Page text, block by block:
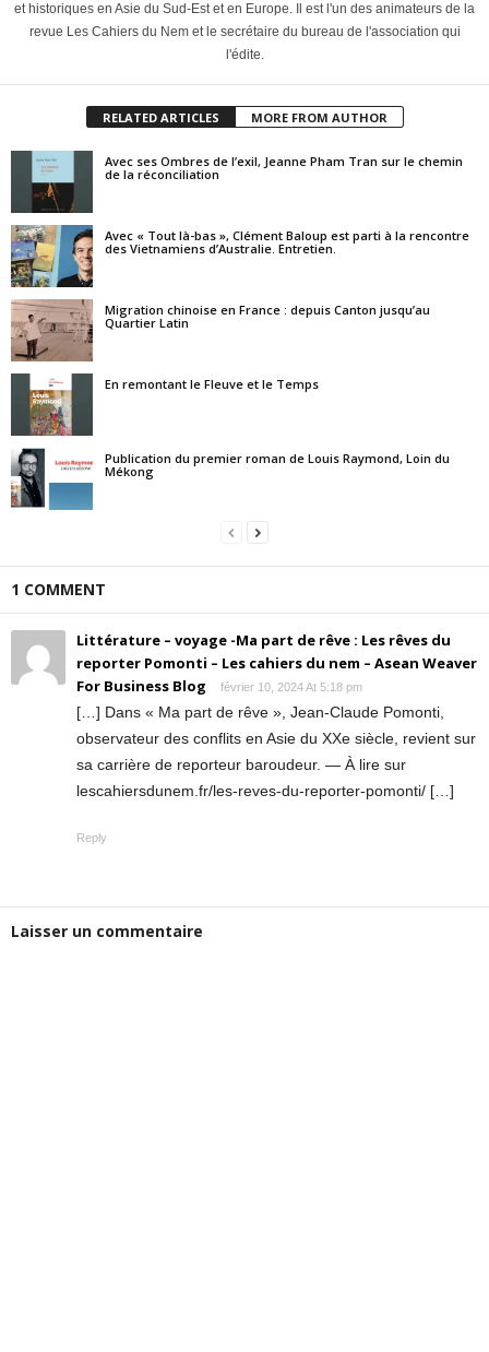
et historiques en Asie du Sud-Est et en Europe. Il est l'un des animateurs de la
revue Les Cahiers du Nem et le secrétaire du bureau de l'association qui
l'édite.
RELATED ARTICLES MORE FROM AUTHOR
Avec ses Ombres de l’exil, Jeanne Pham Tran sur le chemin
de la réconciliation
Avec « Tout là-bas », Clément Baloup est parti à la rencontre
des Vietnamiens d’Australie. Entretien.
Migration chinoise en France : depuis Canton jusqu’au
Quartier Latin
En remontant le Fleuve et le Temps
Publication du premier roman de Louis Raymond, Loin du
Mékong
1 COMMENT
Littérature – voyage -Ma part de rêve : Les rêves du
reporter Pomonti – Les cahiers du nem – Asean Weaver
For Business Blog
février 10, 2024 At 5:18 pm
[…] Dans « Ma part de rêve », Jean-Claude Pomonti,
observateur des conflits en Asie du XXe siècle, revient sur
sa carrière de reporteur baroudeur. — À lire sur
lescahiersdunem.fr/les-reves-du-reporter-pomonti/ […]
Reply
Laisser un commentaire